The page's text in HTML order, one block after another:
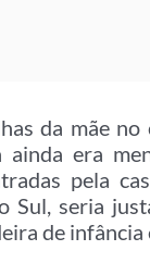
da mãe
era
pela
Sul, seria
de infância